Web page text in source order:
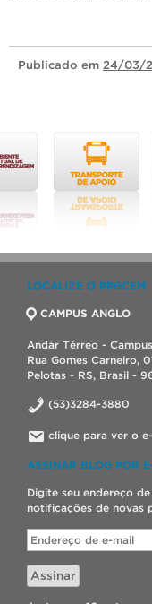
Publicado em 24/03/
LOCALIZE O PPGCEM
CAMPUS ANGLO
Andar Térreo -
Rua Gomes Carneiro,
Pelotas - RS, Brasil -
(53)3284-3880
clique para ver o
ASSINAR BLOG POR
Digite seu endereço
notificações de novas
Endereço
de
e-
mail
Assinar